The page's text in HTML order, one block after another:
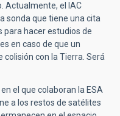
Actualmente, el IAC
sonda que tiene una cita
para hacer estudios de
en caso de que un
con la Tierra. Será
el que colaboran la ESA
a los restos de satélites